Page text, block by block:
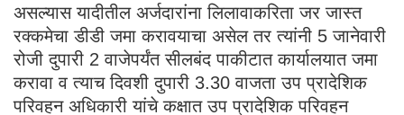
असल्यास यादीतील अर्जदारांना लिलावाकरिता जर जास्त
रक्कमेचा डीडी जमा करावयाचा असेल तर त्यांनी 5 जानेवारी
रोजी दुपारी 2 वाजेपर्यंत सीलबंद पाकीटात कार्यालयात जमा
करावा व त्याच दिवशी दुपारी 3.30 वाजता उप प्रादेशिक
परिवहन अधिकारी यांचे कक्षात उप प्रादेशिक परिवहन